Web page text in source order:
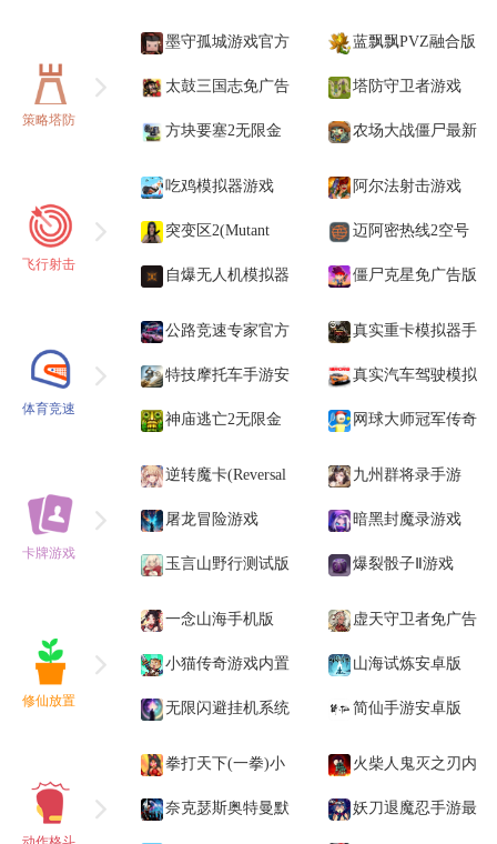
RPG(Survival
Farm:Adventure RPG)
(Granny Legacy)
策略塔防
墨守孤城游戏官方
版
蓝飘飘PVZ融合版
2.1.3最新安装包
太鼓三国志免广告
版
塔防守卫者游戏
方块要塞2无限金
币版
农场大战僵尸最新
版
飞行射击
吃鸡模拟器游戏 阿尔法射击游戏
(Alpha Guns - free)
突变区2(Mutant
Zone 2)怪物不攻击版
迈阿密热线2空号
(Hotline Miami 2:
Wrong Number)
自爆无人机模拟器
手机版
僵尸克星免广告版
(Zombusters)
体育竞速
公路竞速专家官方
最新版本
真实重卡模拟器手
机版汉化版
特技摩托车手游安
卓版
真实汽车驾驶模拟
器(Real Car Racing
Simulator)
神庙逃亡2无限金
币和无限钻石
网球大师冠军传奇
卡牌游戏
逆转魔卡(Reversal
of deck)
九州群将录手游
屠龙冒险游戏 暗黑封魔录游戏
玉言山野行测试版 爆裂骰子Ⅱ游戏
修仙放置
一念山海手机版 虚天守卫者免广告
获取奖励
小猫传奇游戏内置
折相思(Cat Legend:
Idle RPG War)
山海试炼安卓版
无限闪避挂机系统
免广告版
简仙手游安卓版
拳打天下(一拳)小
游戏
火柴人鬼灭之刃内
置菜单版
奈克瑟斯奥特曼默 妖刀退魔忍手游最